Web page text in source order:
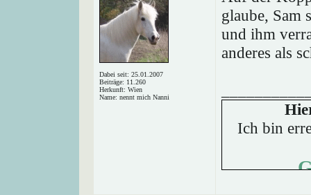
Dabei seit: 25.01.2007
Beiträge: 11.260
Herkunft: Wien
Name: nennt mich Nanni
glaube, Sam
und ihm
anderes als
Ich bin